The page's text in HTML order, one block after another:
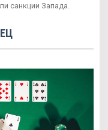
санкции Запада.